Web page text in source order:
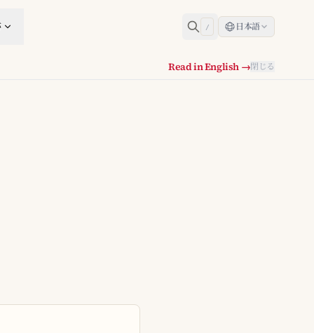
/ 日本語
Read in English →閉じる